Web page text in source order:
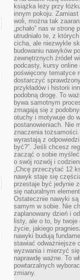
książka leży przy
innym pokoju.
woli, można tak
„pchało” nas w stronę
utrudniało te, z
cicha, ale niezwykle
budowaniu nawyków
zewnętrznych źródeł
podcasty, kursy
poświęcony tematyce
dostarczyć
przykładów i historii
podobną drogę. To
bywa samotnym
zmagają się z
otuchy i motywuje do
postanowieniach. Nie
znaczenia
wyrastają z
być?”. Jeśli chcesz
zacząć o sobie
o swój rozwój i
„Chcę przeczytać 12
nawyk staje się
przestaje być jedynie
się naturalnym
Ostatecznie nawyki
samym w sobie. Nie
zaplanowany dzień i
listy, ale o to, by twoje
życie, jakiego
nawyki budują
stawiać odważniejsze
wyzwania i mierzyć
naprawdę ważne. To
powtarzalnych
zmiany.